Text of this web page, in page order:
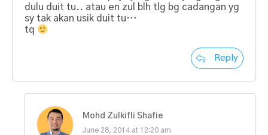
dulu duit tu.. atau en zul blh tlg bg cadangan yg
sy tak akan usik duit tu…
tq
Reply
Mohd Zulkifli Shafie
June 28, 2014 at 12:20 am